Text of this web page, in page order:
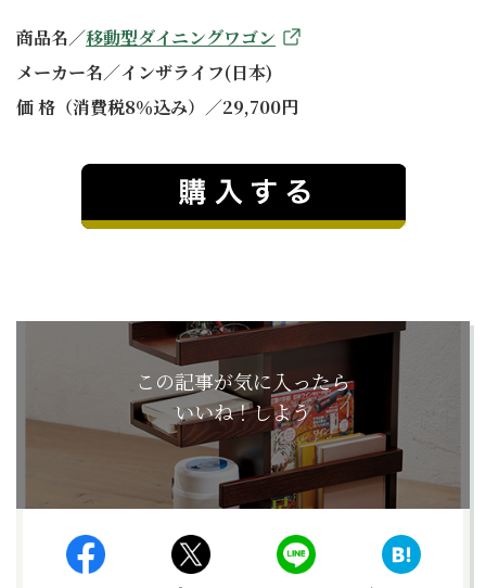
商品名／移動型ダイニングワゴン
メーカー名／インザライフ(日本)
価 格（消費税8％込み）／29,700円
この記事が気に入ったら
いいね！しよう